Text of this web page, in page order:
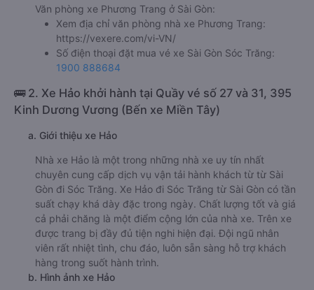
Văn phòng xe Phương Trang ở Sài Gòn:
Xem địa chỉ văn phòng nhà xe Phương Trang:
https://vexere.com/vi-VN/
Số điện thoại đặt mua vé xe Sài Gòn Sóc Trăng:
1900 888684
🚌 2. Xe Hảo khởi hành tại Quầy vé số 27 và 31, 395
Kinh Dương Vương (Bến xe Miền Tây)
a. Giới thiệu xe Hảo
Nhà xe Hảo là một trong những nhà xe uy tín nhất
chuyên cung cấp dịch vụ vận tải hành khách từ từ Sài
Gòn đi Sóc Trăng. Xe Hảo đi Sóc Trăng từ Sài Gòn có tần
suất chạy khá dày đặc trong ngày. Chất lượng tốt và giá
cả phải chăng là một điểm cộng lớn của nhà xe. Trên xe
được trang bị đầy đủ tiện nghi hiện đại. Đội ngũ nhân
viên rất nhiệt tình, chu đáo, luôn sẵn sàng hỗ trợ khách
hàng trong suốt hành trình.
b. Hình ảnh xe Hảo